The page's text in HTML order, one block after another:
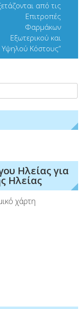
από τις
Επιτροπές
Φαρμάκων
Εξωτερικού και
Υψηλού Κόστους”
Ηλείας για
Ηλείας
χάρτη